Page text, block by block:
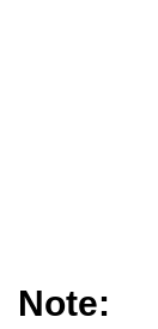
Note: